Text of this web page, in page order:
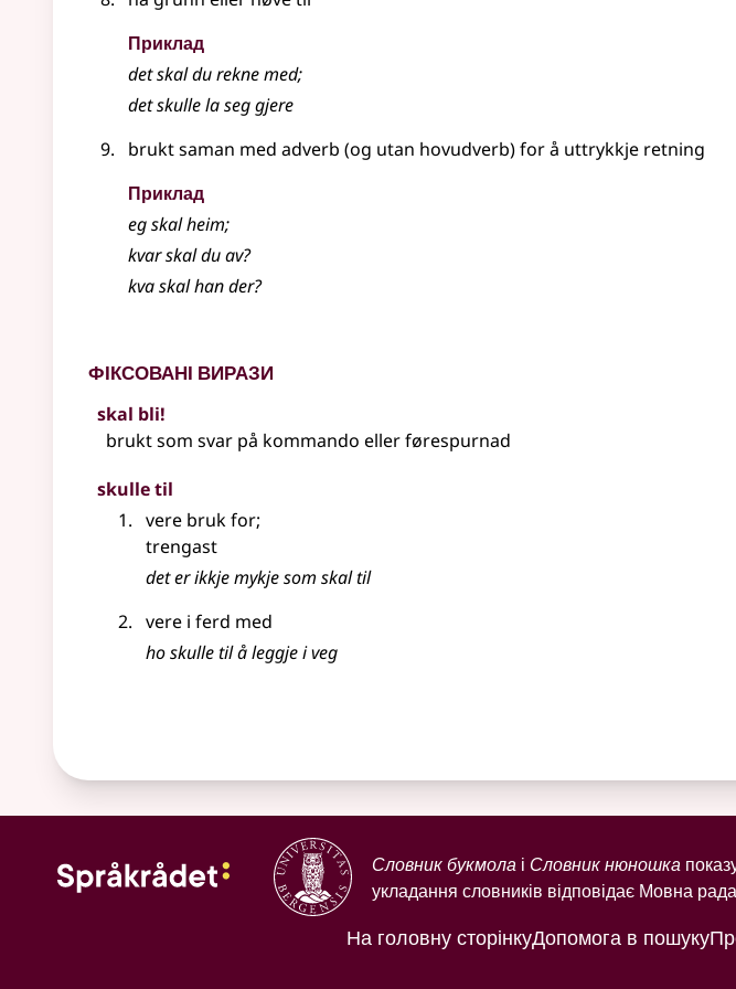
Приклад
det skal du rekne med;
det skulle la seg gjere
brukt saman med adverb (og utan hovudverb) for å uttrykkje retning
Приклад
eg skal heim;
kvar skal du av?
kva skal han der?
Фіксовані вирази
skal bli!
brukt som svar på kommando eller førespurnad
skulle til
vere bruk for;
trengast
det er ikkje mykje som skal til
vere i ferd med
ho skulle til å leggje i veg
Словник букмола і Словник нюношка
укладання словників відповідає Мовна
На головну сторінкуДопомога в пошуку